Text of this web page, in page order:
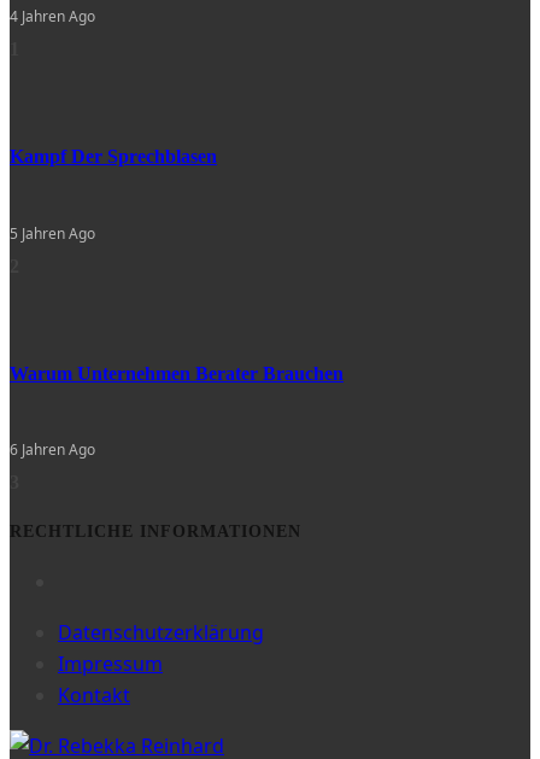
4 Jahren Ago
Kampf Der Sprechblasen
5 Jahren Ago
Warum Unternehmen Berater Brauchen
6 Jahren Ago
RECHTLICHE INFORMATIONEN
Datenschutzerklärung
Impressum
Kontakt